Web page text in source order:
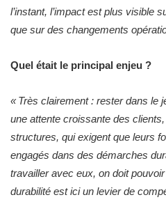
l’instant, l’impact est plus visible
que sur des changements
Quel était le principal enjeu ?
« Très clairement : rester dans le
une attente croissante des
structures, qui exigent que leurs
engagés dans des démarches
travailler avec eux, on doit
durabilité est ici un levier de